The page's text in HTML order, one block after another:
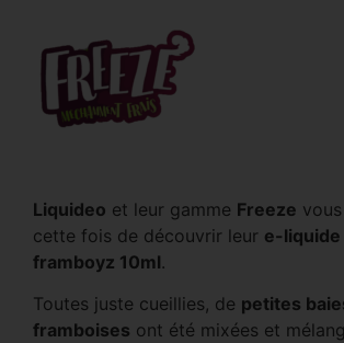
Liquideo et leur gamme Freeze
cette fois de découvrir leur e-liquide
framboyz 10ml.
Toutes juste cueillies, de petites
framboises ont été mixées et